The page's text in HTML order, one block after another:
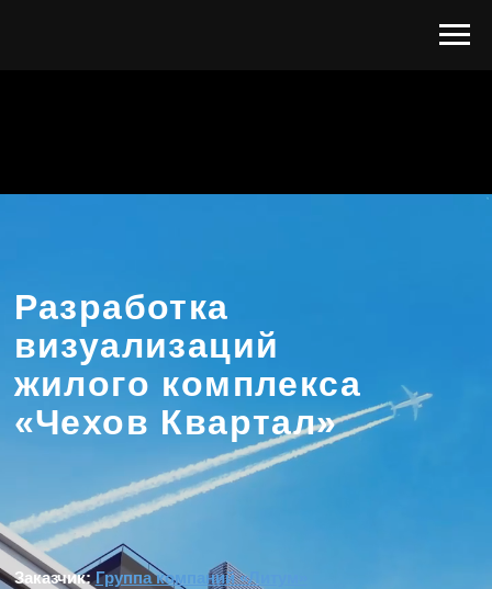
«Чехов Квартал»
Заказчик: Группа компаний «Литум»
ОБСУДИТЬ ЗАДАЧУ